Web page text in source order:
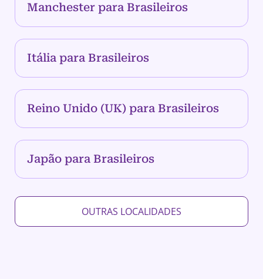
Manchester para Brasileiros
Itália para Brasileiros
Reino Unido (UK) para Brasileiros
Japão para Brasileiros
OUTRAS LOCALIDADES